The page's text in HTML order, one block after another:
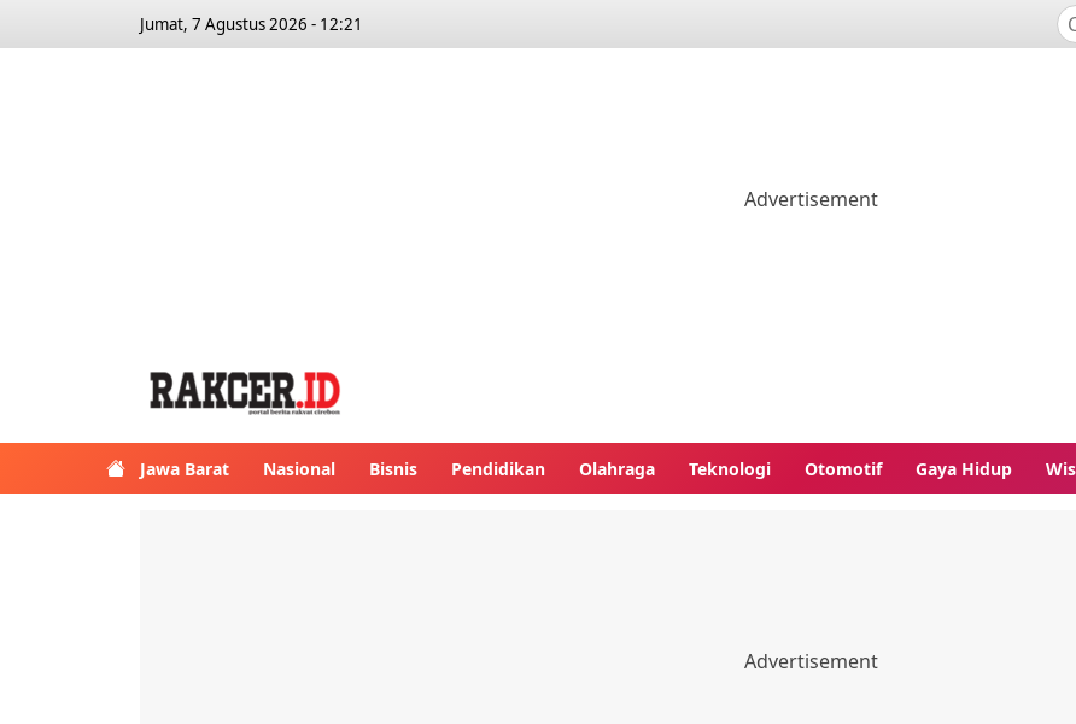
Jumat, 7 Agustus 2026 - 12:21
Jawa Barat Nasional Bisnis Pendidikan Olahraga Teknologi Otomotif Gaya Hidup